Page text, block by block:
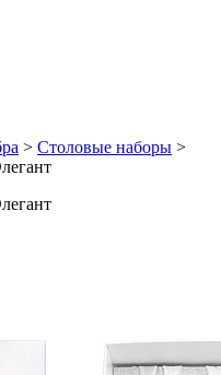
> Столовые наборы >